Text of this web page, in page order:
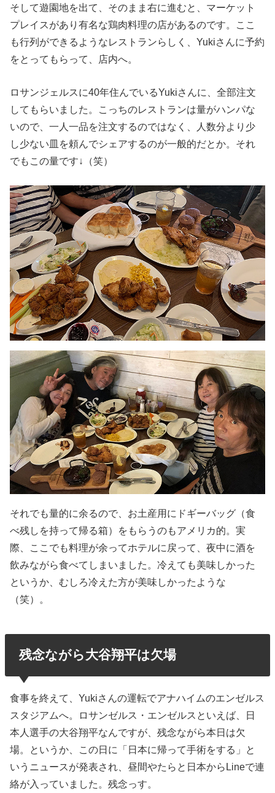
そして遊園地を出て、そのまま右に進むと、マーケット
プレイスがあり有名な鶏肉料理の店があるのです。ここ
も行列ができるようなレストランらしく、Yukiさんに予約
をとってもらって、店内へ。
ロサンジェルスに40年住んでいるYukiさんに、全部注文
してもらいました。こっちのレストランは量がハンパな
いので、一人一品を注文するのではなく、人数分より少
し少ない皿を頼んでシェアするのが一般的だとか。それ
でもこの量です↓（笑）
それでも量的に余るので、お土産用にドギーバッグ（食
べ残しを持って帰る箱）をもらうのもアメリカ的。実
際、ここでも料理が余ってホテルに戻って、夜中に酒を
飲みながら食べてしまいました。冷えても美味しかった
というか、むしろ冷えた方が美味しかったような
（笑）。
残念ながら大谷翔平は欠場
食事を終えて、Yukiさんの運転でアナハイムのエンゼルス
スタジアムへ。ロサンゼルス・エンゼルスといえば、日
本人選手の大谷翔平なんですが、残念ながら本日は欠
場。というか、この日に「日本に帰って手術をする」と
いうニュースが発表され、昼間やたらと日本からLineで連
絡が入っていました。残念っす。